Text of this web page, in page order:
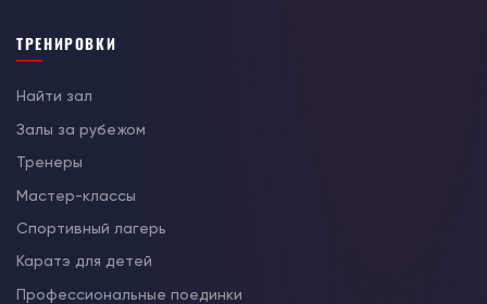
ТРЕНИРОВКИ
Найти зал
Залы за рубежом
Тренеры
Мастер-классы
Спортивный лагерь
Каратэ для детей
Профессиональные поединки